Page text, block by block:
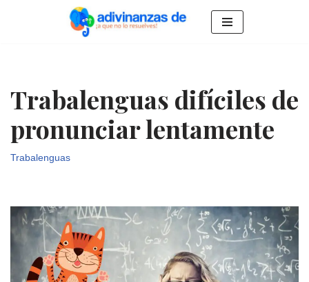
Trabalenguas difíciles de
pronunciar lentamente
Trabalenguas